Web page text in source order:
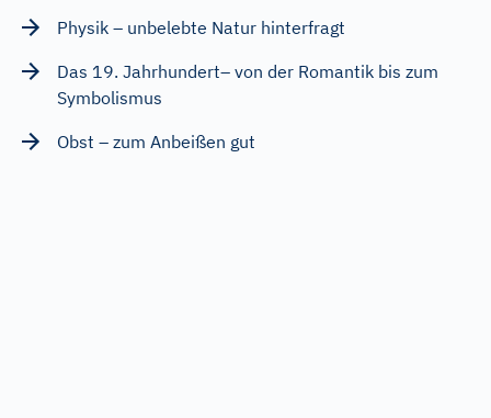
Physik – unbelebte Natur hinterfragt
Das 19. Jahrhundert– von der Romantik bis zum
Symbolismus
Obst – zum Anbeißen gut